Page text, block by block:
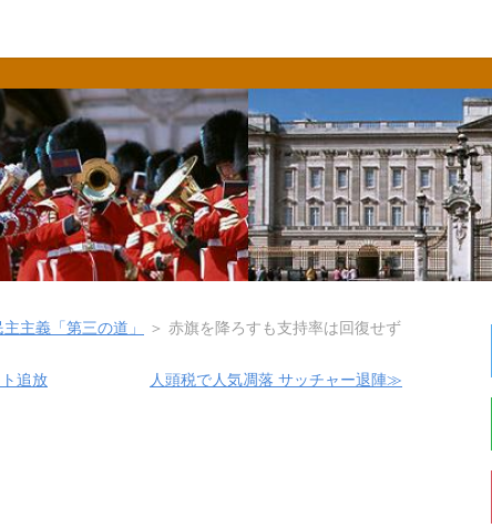
主義「第三の道」 ＞ 赤旗を降ろすも支持率は回復せず
追放 人頭税で人気凋落 サッチャー退陣≫